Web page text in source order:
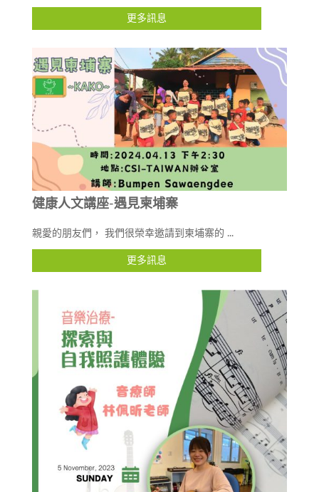
更多訊息
健康人文講座-遇見柬埔寨
親愛的朋友們， 我們很榮幸邀請到柬埔寨的 ...
更多訊息